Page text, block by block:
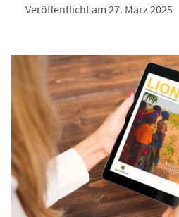
Veröffentlicht am 27. März 2025